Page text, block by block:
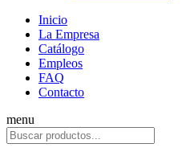
Inicio
La Empresa
Catálogo
Empleos
FAQ
Contacto
menu